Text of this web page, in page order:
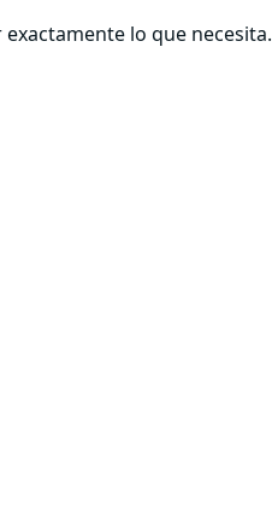
exactamente lo que necesita.